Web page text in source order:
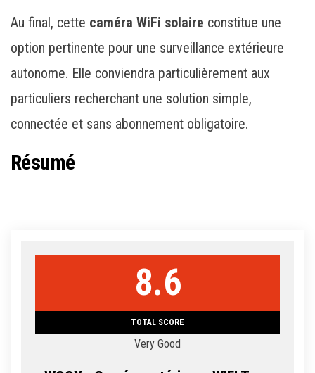
Au final, cette caméra WiFi solaire constitue une
option pertinente pour une surveillance extérieure
autonome. Elle conviendra particulièrement aux
particuliers recherchant une solution simple,
connectée et sans abonnement obligatoire.
Résumé
8.6
TOTAL SCORE
Very Good